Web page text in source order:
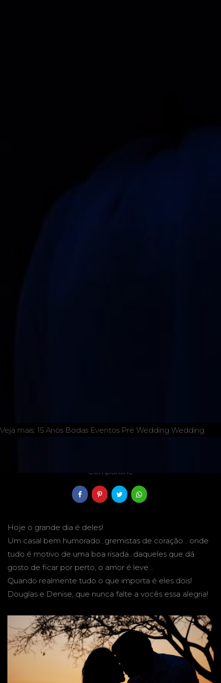
Veja mais: 15 Anos Bodas Eventos Pré Wedding Wedding
Compartilhe
Hoje o grande dia é deles!
Um casal bem humorado...gremistas de coração... onde
tudo é motivo de uma boa risada...daqueles que dá
gosto de ficar por perto, o amor é leve...
Quando realmente tudo o que importa é eles dois!
Douglas e Denise, que nunca falte a vocês essa alegria!